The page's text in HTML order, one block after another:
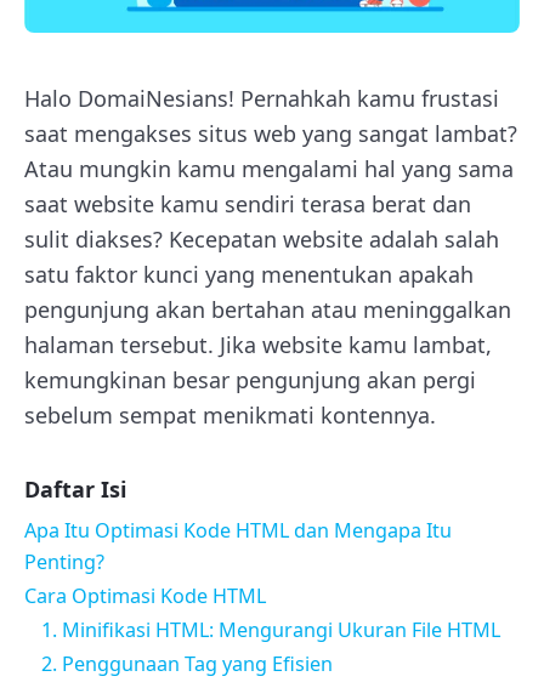
Halo DomaiNesians! Pernahkah kamu frustasi
saat mengakses situs web yang sangat lambat?
Atau mungkin kamu mengalami hal yang sama
saat website kamu sendiri terasa berat dan
sulit diakses? Kecepatan website adalah salah
satu faktor kunci yang menentukan apakah
pengunjung akan bertahan atau meninggalkan
halaman tersebut. Jika website kamu lambat,
kemungkinan besar pengunjung akan pergi
sebelum sempat menikmati kontennya.
Daftar Isi
Apa Itu Optimasi Kode HTML dan Mengapa Itu
Penting?
Cara Optimasi Kode HTML
1. Minifikasi HTML: Mengurangi Ukuran File HTML
2. Penggunaan Tag yang Efisien